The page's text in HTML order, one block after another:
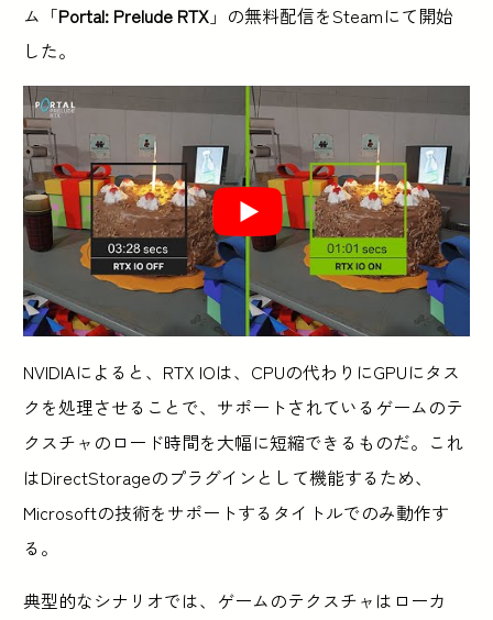
ム「Portal: Prelude RTX 」の無料配信をSteamにて開始
した。
NVIDIAによると、RTX IOは、CPUの代わりにGPUにタス
クを処理させることで、サポートされているゲームのテ
クスチャのロード時間を大幅に短縮できるものだ。これ
はDirectStorageのプラグインとして機能するため、
Microsoftの技術をサポートするタイトルでのみ動作す
る。
典型的なシナリオでは、ゲームのテクスチャはローカ